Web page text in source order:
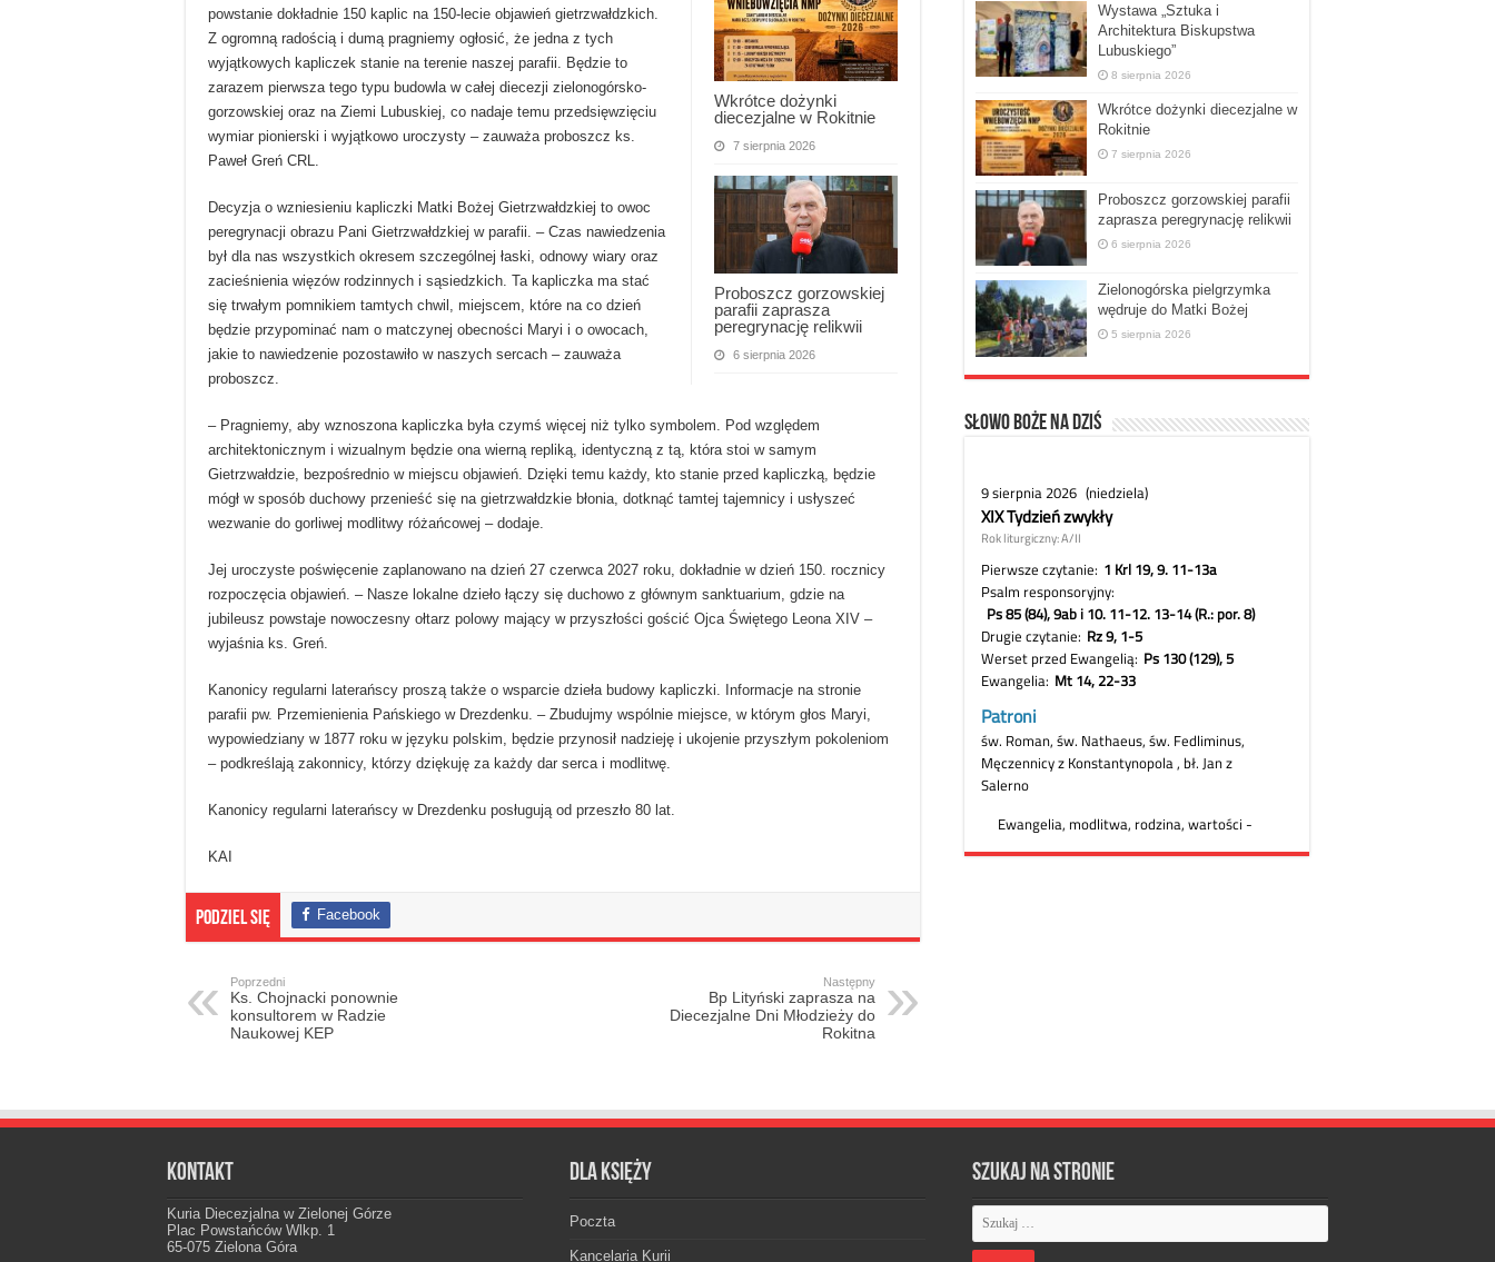
Wkrótce dożynki
diecezjalne w Rokitnie
7 sierpnia 2026
Proboszcz gorzowskiej
parafii zaprasza
peregrynację relikwii
6 sierpnia 2026
powstanie dokładnie 150 kaplic na 150-lecie objawień gietrzwałdzkich.
Z ogromną radością i dumą pragniemy ogłosić, że jedna z tych
wyjątkowych kapliczek stanie na terenie naszej parafii. Będzie to
zarazem pierwsza tego typu budowla w całej diecezji zielonogórsko-
gorzowskiej oraz na Ziemi Lubuskiej, co nadaje temu przedsięwzięciu
wymiar pionierski i wyjątkowo uroczysty – zauważa proboszcz ks.
Paweł Greń CRL.
Decyzja o wzniesieniu kapliczki Matki Bożej Gietrzwałdzkiej to owoc
peregrynacji obrazu Pani Gietrzwałdzkiej w parafii. – Czas nawiedzenia
był dla nas wszystkich okresem szczególnej łaski, odnowy wiary oraz
zacieśnienia więzów rodzinnych i sąsiedzkich. Ta kapliczka ma stać
się trwałym pomnikiem tamtych chwil, miejscem, które na co dzień
będzie przypominać nam o matczynej obecności Maryi i o owocach,
jakie to nawiedzenie pozostawiło w naszych sercach – zauważa
proboszcz.
– Pragniemy, aby wznoszona kapliczka była czymś więcej niż tylko symbolem. Pod względem
architektonicznym i wizualnym będzie ona wierną repliką, identyczną z tą, która stoi w samym
Gietrzwałdzie, bezpośrednio w miejscu objawień. Dzięki temu każdy, kto stanie przed kapliczką, będzie
mógł w sposób duchowy przenieść się na gietrzwałdzkie błonia, dotknąć tamtej tajemnicy i usłyszeć
wezwanie do gorliwej modlitwy różańcowej – dodaje.
Jej uroczyste poświęcenie zaplanowano na dzień 27 czerwca 2027 roku, dokładnie w dzień 150. rocznicy
rozpoczęcia objawień. – Nasze lokalne dzieło łączy się duchowo z głównym sanktuarium, gdzie na
jubileusz powstaje nowoczesny ołtarz polowy mający w przyszłości gościć Ojca Świętego Leona XIV –
wyjaśnia ks. Greń.
Kanonicy regularni laterańscy proszą także o wsparcie dzieła budowy kapliczki. Informacje na stronie
parafii pw. Przemienienia Pańskiego w Drezdenku. – Zbudujmy wspólnie miejsce, w którym głos Maryi,
wypowiedziany w 1877 roku w języku polskim, będzie przynosił nadzieję i ukojenie przyszłym pokoleniom
– podkreślają zakonnicy, którzy dziękuję za każdy dar serca i modlitwę.
Kanonicy regularni laterańscy w Drezdenku posługują od przeszło 80 lat.
KAI
Podziel się Facebook
Poprzedni
Ks. Chojnacki ponownie
konsultorem w Radzie
Naukowej KEP
Następny
Bp Lityński zaprasza na
Diecezjalne Dni Młodzieży do
Rokitna
Wystawa „Sztuka i
Architektura Biskupstwa
Lubuskiego”
8 sierpnia 2026
Wkrótce dożynki diecezjalne w
Rokitnie
7 sierpnia 2026
Proboszcz gorzowskiej parafii
zaprasza peregrynację relikwii
6 sierpnia 2026
Zielonogórska pielgrzymka
wędruje do Matki Bożej
5 sierpnia 2026
Słowo Boże na dziś
Kontakt
Kuria Diecezjalna w Zielonej Górze
Plac Powstańców Wlkp. 1
65-075 Zielona Góra
Dla księży
Poczta
Kancelaria Kurii
Szukaj na stronie